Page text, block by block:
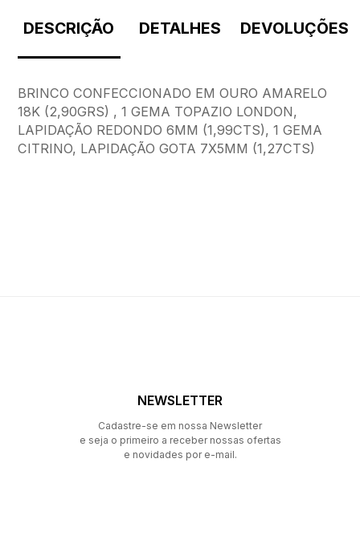
DESCRIÇÃO DETALHES DEVOLUÇÕES
BRINCO CONFECCIONADO EM OURO AMARELO
18K (2,90GRS) , 1 GEMA TOPAZIO LONDON,
LAPIDAÇÃO REDONDO 6MM (1,99CTS), 1 GEMA
CITRINO, LAPIDAÇÃO GOTA 7X5MM (1,27CTS)
NEWSLETTER
Cadastre-se em nossa Newsletter
e seja o primeiro a receber nossas ofertas
e novidades por e-mail.